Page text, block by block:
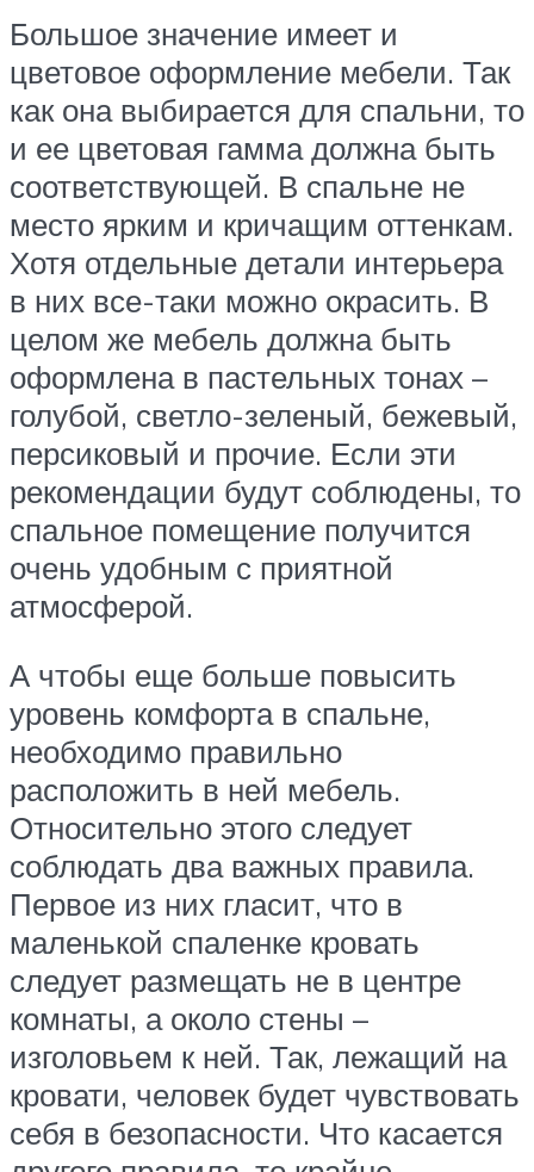
Большое значение имеет и
цветовое оформление мебели. Так
как она выбирается для спальни, то
и ее цветовая гамма должна быть
соответствующей. В спальне не
место ярким и кричащим оттенкам.
Хотя отдельные детали интерьера
в них все-таки можно окрасить. В
целом же мебель должна быть
оформлена в пастельных тонах –
голубой, светло-зеленый, бежевый,
персиковый и прочие. Если эти
рекомендации будут соблюдены, то
спальное помещение получится
очень удобным с приятной
атмосферой.
А чтобы еще больше повысить
уровень комфорта в спальне,
необходимо правильно
расположить в ней мебель.
Относительно этого следует
соблюдать два важных правила.
Первое из них гласит, что в
маленькой спаленке кровать
следует размещать не в центре
комнаты, а около стены –
изголовьем к ней. Так, лежащий на
кровати, человек будет чувствовать
себя в безопасности. Что касается